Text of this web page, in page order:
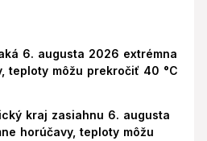
6. augusta 2026 extrémna
teploty môžu prekročiť 40 °C
kraj zasiahnu 6. augusta
horúčavy, teploty môžu